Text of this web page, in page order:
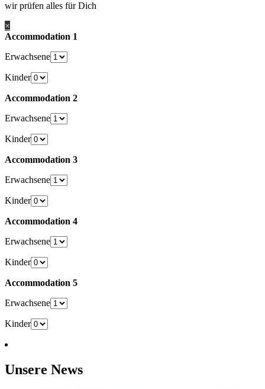
wir prüfen alles für Dich
×
Accommodation 1
Erwachsene
Kinder
Accommodation 2
Erwachsene
Kinder
Accommodation 3
Erwachsene
Kinder
Accommodation 4
Erwachsene
Kinder
Accommodation 5
Erwachsene
Kinder
Unsere News